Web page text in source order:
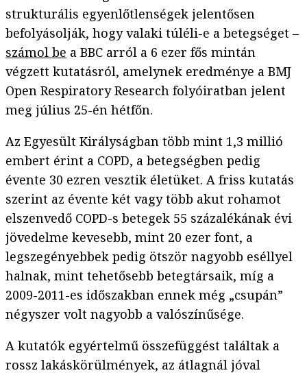
strukturális egyenlőtlenségek jelentősen
befolyásolják, hogy valaki túléli-e a betegséget –
számol be a BBC arról a 6 ezer fős mintán
végzett kutatásról, amelynek eredménye a BMJ
Open Respiratory Research folyóiratban jelent
meg július 25-én hétfőn.
Az Egyesült Királyságban több mint 1,3 millió
embert érint a COPD, a betegségben pedig
évente 30 ezren vesztik életüket. A friss kutatás
szerint az évente két vagy több akut rohamot
elszenvedő COPD-s betegek 55 százalékának évi
jövedelme kevesebb, mint 20 ezer font, a
legszegényebbek pedig ötször nagyobb eséllyel
halnak, mint tehetősebb betegtársaik, míg a
2009-2011-es időszakban ennek még „csupán”
négyszer volt nagyobb a valószínűsége.
A kutatók egyértelmű összefüggést találtak a
rossz lakáskörülmények, az átlagnál jóval